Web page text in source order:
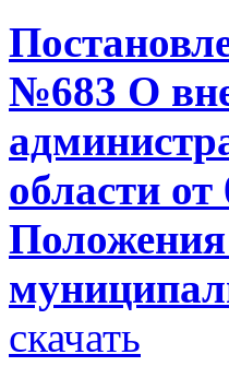
№683 О
области
Положения
скачать